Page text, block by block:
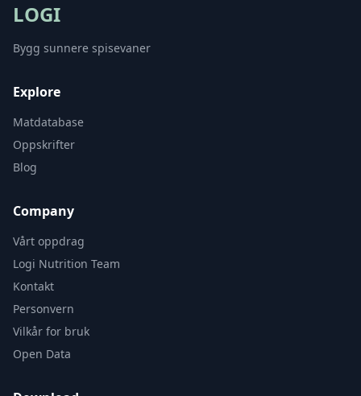
LOGI
Bygg sunnere spisevaner
Explore
Matdatabase
Oppskrifter
Blog
Company
Vårt oppdrag
Logi Nutrition Team
Kontakt
Personvern
Vilkår for bruk
Open Data